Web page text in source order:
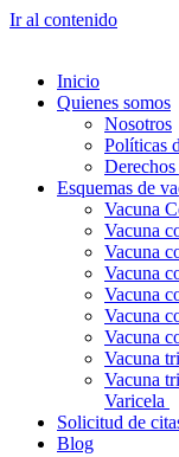
Ir al contenido
Inicio
Quienes somos
Nosotros
Políticas
Esquemas de
Vacuna
Vacuna
Vacuna
Vacuna
Vacuna
Vacuna
Vacuna
Vacuna
Vacuna
Varicela
Solicitud de
Blog